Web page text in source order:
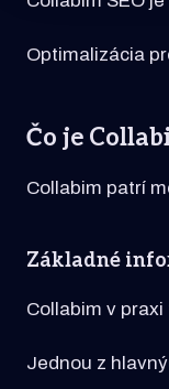
Optimalizácia
Čo je
Collabim patrí
Základné
Collabim v
Jednou z